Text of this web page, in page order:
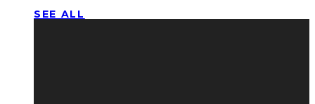
SEE ALL